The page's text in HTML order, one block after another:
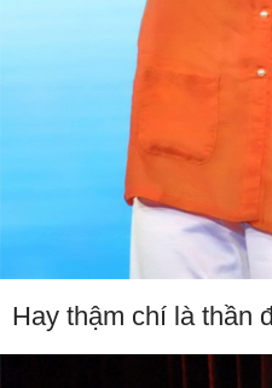
Hay thậm chí là thần